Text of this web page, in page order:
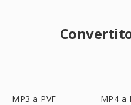
MP3 a PVF MP4 a